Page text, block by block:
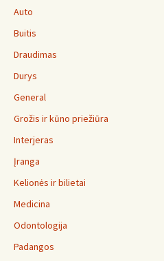
Auto
Buitis
Draudimas
Durys
General
Grožis ir kūno priežiūra
Interjeras
Įranga
Kelionės ir bilietai
Medicina
Odontologija
Padangos